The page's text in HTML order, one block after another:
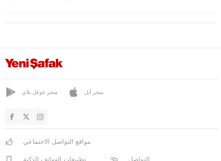
شايرألان
دوغا كينت
آيمير
هالي كوي
قاضي شهري
متجر غوغل بلاي متجر آبل
مواقع التواصل الاجتماعي
تطبيقات الهواتف الذكية التواصل